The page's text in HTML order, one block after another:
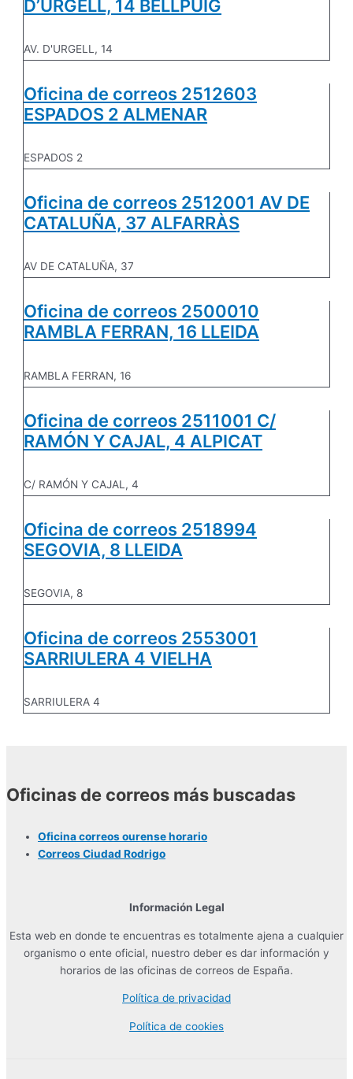
D’URGELL, 14 BELLPUIG
AV. D'URGELL, 14
Oficina de correos 2512603
ESPADOS 2 ALMENAR
ESPADOS 2
Oficina de correos 2512001 AV DE
CATALUÑA, 37 ALFARRÀS
AV DE CATALUÑA, 37
Oficina de correos 2500010
RAMBLA FERRAN, 16 LLEIDA
RAMBLA FERRAN, 16
Oficina de correos 2511001 C/
RAMÓN Y CAJAL, 4 ALPICAT
C/ RAMÓN Y CAJAL, 4
Oficina de correos 2518994
SEGOVIA, 8 LLEIDA
SEGOVIA, 8
Oficina de correos 2553001
SARRIULERA 4 VIELHA
SARRIULERA 4
Oficinas de correos más buscadas
Oficina correos ourense horario
Correos Ciudad Rodrigo
Información Legal
Esta web en donde te encuentras es totalmente ajena a cualquier
organismo o ente oficial, nuestro deber es dar información y
horarios de las oficinas de correos de España.
Política de privacidad
Política de cookies